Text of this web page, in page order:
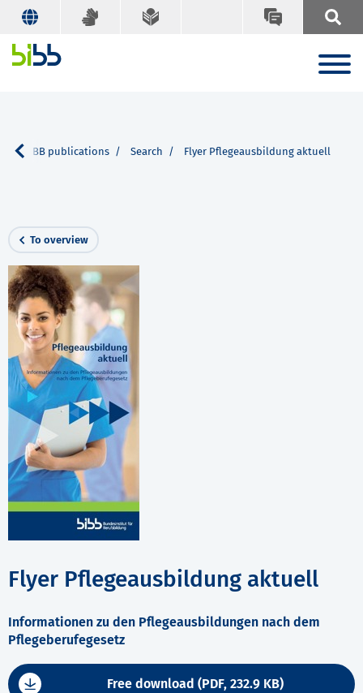
BIBB publications Search Flyer Pflegeausbildung aktuell
To overview
Flyer Pflegeausbildung aktuell
Informationen zu den Pflegeausbildungen nach dem
Pflegeberufegesetz
Free download (PDF, 232.9 KB)